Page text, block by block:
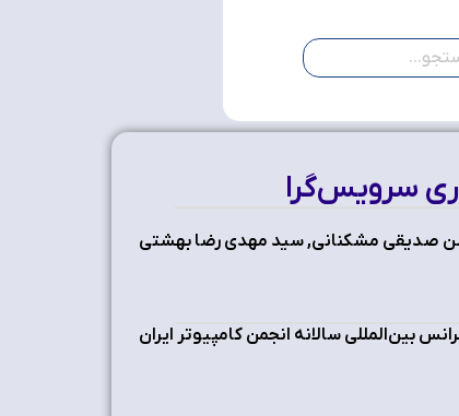
صدیقی مشکنانی, سید مهدی رضا بهشتی
بین‌المللی سالانه انجمن کامپیوتر ایران